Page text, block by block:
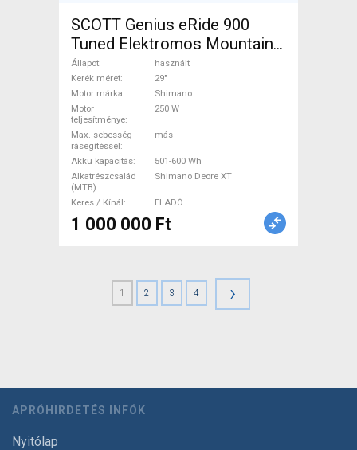
SCOTT Genius eRide 900
Tuned Elektromos Mountain
Bike 29" össztelós / fully
Shimano Shimano Deore XT
használt ELADÓ
Állapot
használt
Kerék méret
29"
Motor márka
Shimano
Motor
teljesítménye
250 W
Max. sebesség
rásegítéssel
más
Akku kapacitás
501-600 Wh
Alkatrészcsalád
(MTB)
Shimano Deore XT
Keres / Kínál ELADÓ
1 000 000 Ft
1 2 3 4 ›
APRÓHIRDETÉS INFÓK
Nyitólap